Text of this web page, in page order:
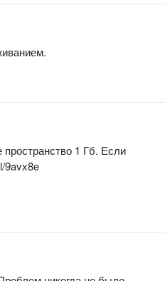
пространство 1 Гб. Если
9avx8e